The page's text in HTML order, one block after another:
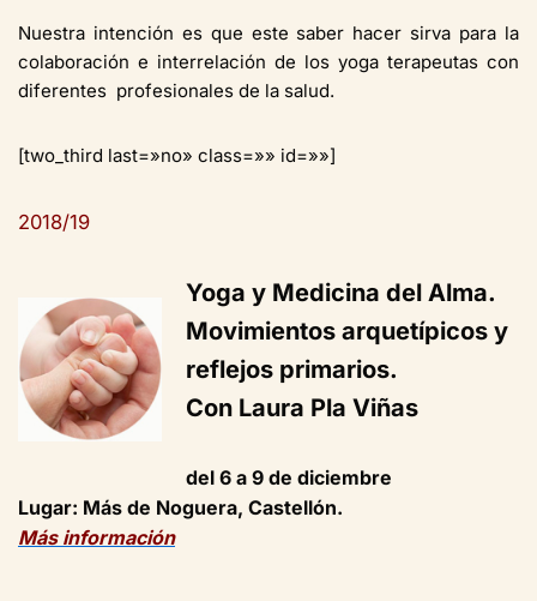
Nuestra intención es que este saber hacer sirva para la
colaboración e interrelación de los yoga terapeutas con
diferentes profesionales de la salud.
[two_third last=»no» class=»» id=»»]
2018/19
Yoga y Medicina del Alma.
Movimientos arquetípicos y
reflejos primarios.
Con Laura Pla Viñas
del 6 a 9 de diciembre
Lugar: Más de Noguera, Castellón.
Más información